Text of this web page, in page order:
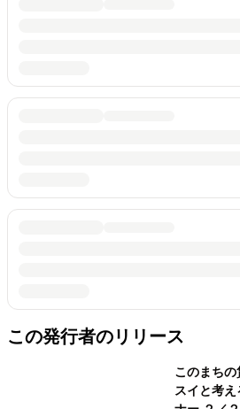
この発行者のリリース
このまち
スイと考